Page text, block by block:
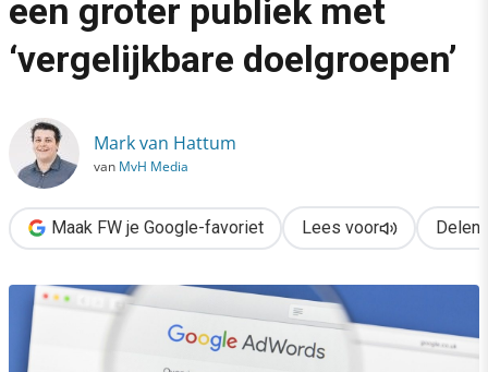
›
AdWords: bereik gericht een groter publiek met ‘vergelijkbare
een groter publiek met
‘vergelijkbare doelgroepen’
Mark van Hattum
van MvH Media
Maak FW je Google-favoriet Lees voor Delen